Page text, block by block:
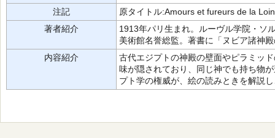
注記
原タイトル:Amours et fureurs de la
著者紹介
1913年パリ生まれ。ルーヴル学院・ソ
美術館名誉総監。著書に「ヌビア諸神
内容紹介
古代エジプトの神殿の壁面やピラミッ
味が隠されており、同じ神でも持ち物
プト学の権威が、絵の読みときを解説